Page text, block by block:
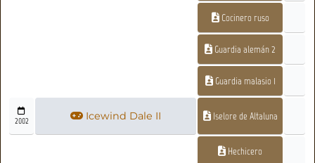
Cocinero ruso
Guardia alemán 2
Guardia malasio 1
2002 Icewind Dale II Iselore de Altaluna
Hechicero